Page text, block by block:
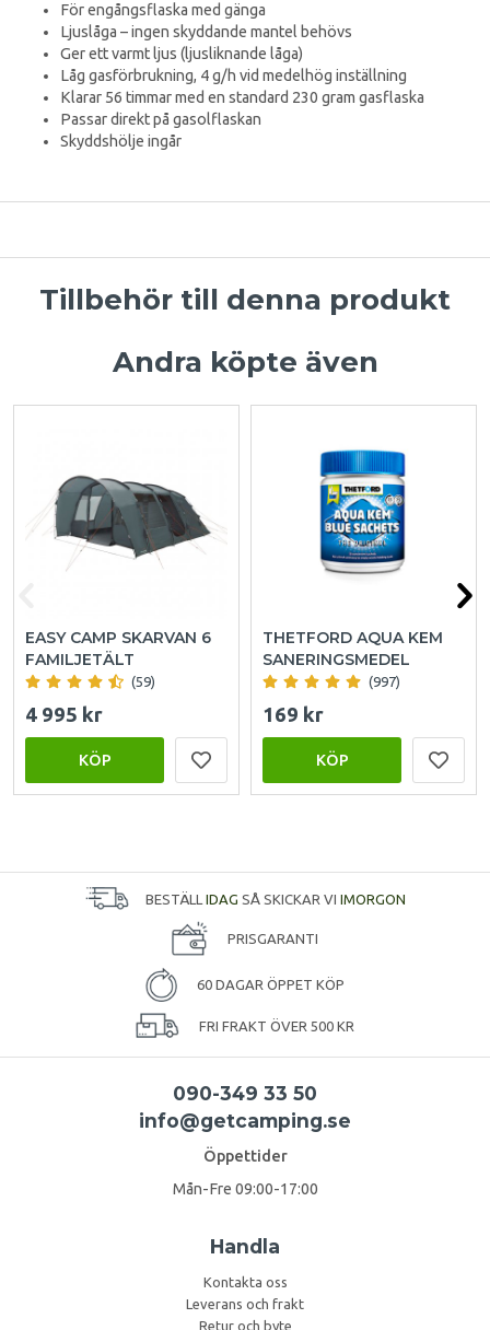
För engångsflaska med gänga
Ljuslåga – ingen skyddande mantel behövs
Ger ett varmt ljus (ljusliknande låga)
Låg gasförbrukning, 4 g/h vid medelhög inställning
Klarar 56 timmar med en standard 230 gram gasflaska
Passar direkt på gasolflaskan
Skyddshölje ingår
Tillbehör till denna produkt
Andra köpte även
EASY CAMP SKARVAN 6
FAMILJETÄLT
(59)
4 995 kr
KÖP
THETFORD AQUA KEM
SANERINGSMEDEL
(997)
169 kr
KÖP
BESTÄLL IDAG SÅ SKICKAR VI IMORGON
PRISGARANTI
60 DAGAR ÖPPET KÖP
FRI FRAKT ÖVER 500 KR
090-349 33 50
info@getcamping.se
Öppettider
Mån-Fre 09:00-17:00
Handla
Kontakta oss
Leverans och frakt
Retur och byte